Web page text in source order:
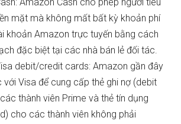
mặt mà không mất bất kỳ khoản phí
khoản Amazon trực tuyến bằng cách
đặc biệt tại các nhà bán lẻ đối tác.
debit/credit cards: Amazon gần đây
với Visa để cung cấp thẻ ghi nợ (debit
thành viên Prime và thẻ tín dụng
cho các thành viên không phải